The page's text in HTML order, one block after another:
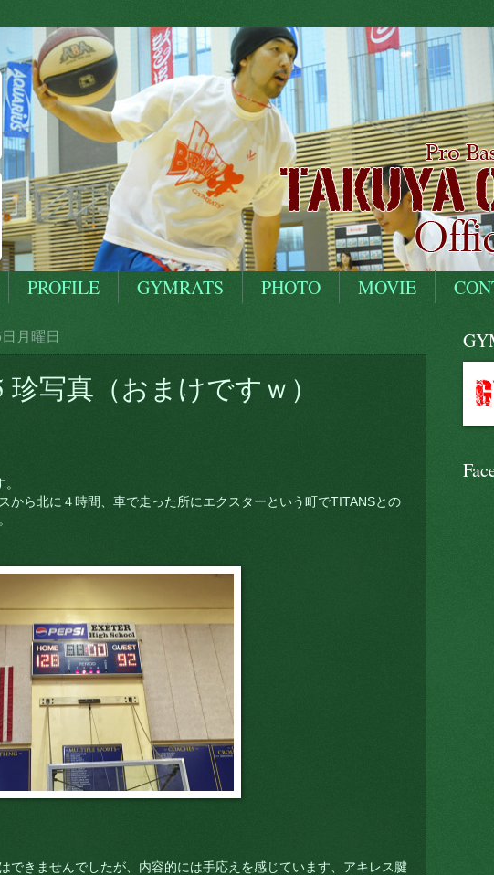
PROFILE GYMRATS PHOTO MOVIE
月曜日
珍写真（おまけですｗ）
から北に４時間、車で走った所にエクスターという町でTITANSとの
できませんでしたが、内容的には手応えを感じています、 アキレス腱